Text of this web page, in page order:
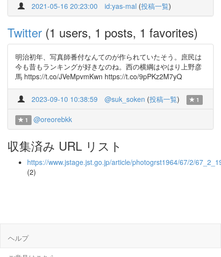
2021-05-16 20:23:00 id:yas-mal (投稿一覧)
Twitter (1 users, 1 posts, 1 favorites)
明治初年、写真師番付なんてのが作られていたそう。庶民は
今も昔もランキングが好きなのね。西の横綱はやはり上野彦
馬 https://t.co/JVeMpvmKwn https://t.co/9pPKz2M7yQ
2023-09-10 10:38:59 @suk_soken (投稿一覧) 1
1 @oreorebkk
収集済み URL リスト
https://www.jstage.jst.go.jp/article/photogrst1964/67/2/
(2)
ヘルプ